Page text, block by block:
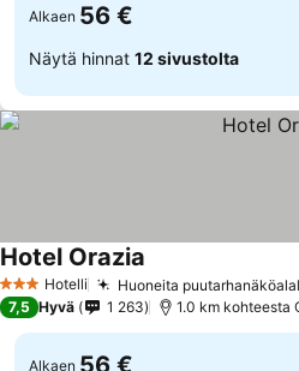
Alkaen 56 €
Näytä hinnat 12 sivustolta
3 Tähtiluokitus
Hotelli Huoneita
Hotel Orazia
7,5 Hyvä 1 263 1.0 km kohteesta
Alkaen 56 €